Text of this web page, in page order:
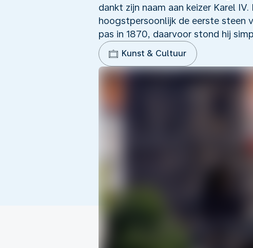
dankt zijn naam aan keizer Karel
hoogstpersoonlijk de eerste steen
pas in 1870, daarvoor stond hij
Kunst & Cultuur